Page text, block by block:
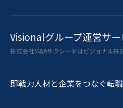
Visionalグループ運営サー
株式会社M&Aサクシードはビジョナル株
即戦力人材と企業をつなぐ転